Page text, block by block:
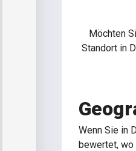
Möchten
Standort in
Wenn Sie in
bewertet, wo